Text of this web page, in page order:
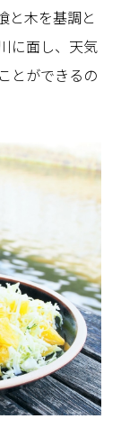
と木を基調と
に面し、天気
とができるの